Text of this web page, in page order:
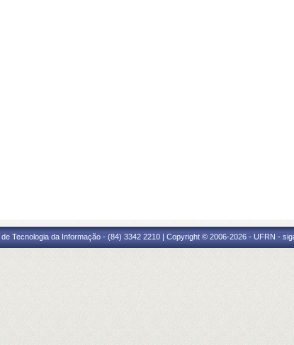
Tecnologia da Informação - (84) 3342 2210 | Copyright © 2006-2026 - UFRN -